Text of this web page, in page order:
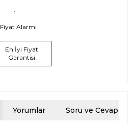
Fiyat Alarmı
En İyi Fiyat
Garantisi
Yorumlar Soru ve Cevap